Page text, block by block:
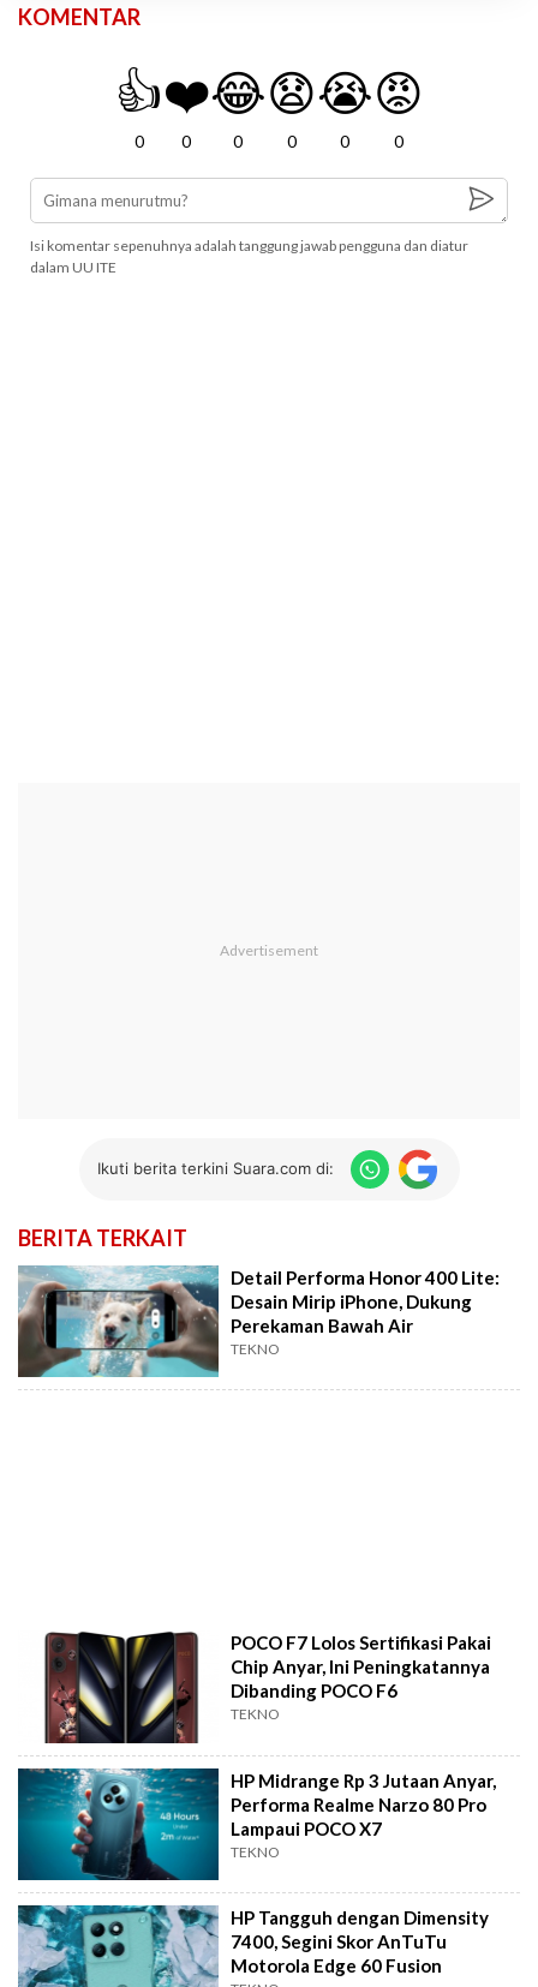
KOMENTAR
👍
0
❤️
0
😂
0
😧
0
😭
0
😡
0
Isi komentar sepenuhnya adalah tanggung jawab pengguna dan diatur
dalam UU ITE
Ikuti berita terkini Suara.com di:
BERITA TERKAIT
Detail Performa Honor 400 Lite:
Desain Mirip iPhone, Dukung
Perekaman Bawah Air
TEKNO
POCO F7 Lolos Sertifikasi Pakai
Chip Anyar, Ini Peningkatannya
Dibanding POCO F6
TEKNO
HP Midrange Rp 3 Jutaan Anyar,
Performa Realme Narzo 80 Pro
Lampaui POCO X7
TEKNO
HP Tangguh dengan Dimensity
7400, Segini Skor AnTuTu
Motorola Edge 60 Fusion